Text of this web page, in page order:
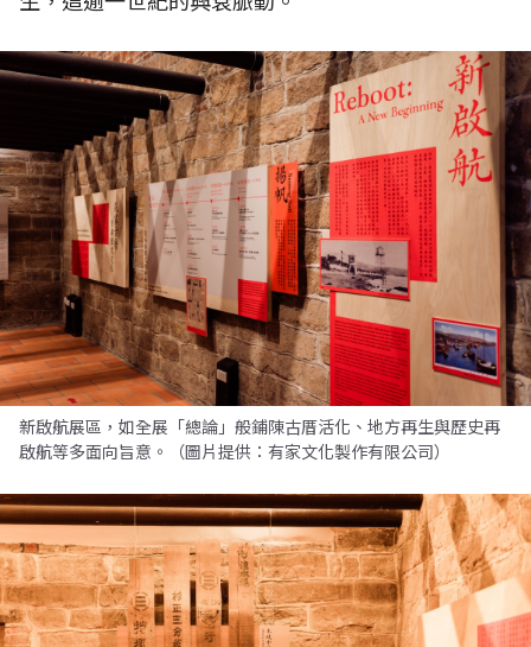
新啟航展區，如全展「總論」般鋪陳古厝活化、地方再生與歷史再
啟航等多面向旨意。（圖片提供：有家文化製作有限公司）